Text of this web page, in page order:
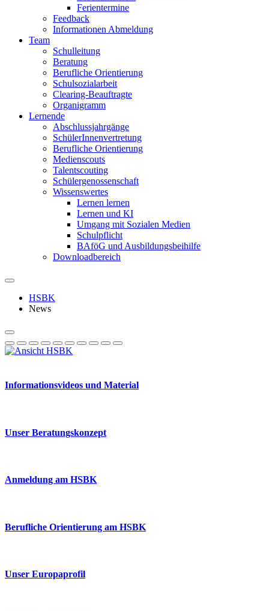
Ferientermine
Feedback
Informationen Abmeldung
Team
Schulleitung
Beratung
Berufliche Orientierung
Schulsozialarbeit
Clearing-Beauftragte
Organigramm
Lernende
Abschlussjahrgänge
SchülerInnenvertretung
Berufliche Orientierung
Medienscouts
Talentscouting
Schüler­genossen­schaft
Wissenswertes
Lernen lernen
Lernen und KI
Umgang mit Sozialen Medien
Schulpflicht
BAföG und Ausbildungsbeihilfe
Downloadbereich
HSBK
News
Informationsvideos und Material
Unser Beratungskonzept
Anmeldung am HSBK
Berufliche Orientierung am HSBK
Unser Europaprofil